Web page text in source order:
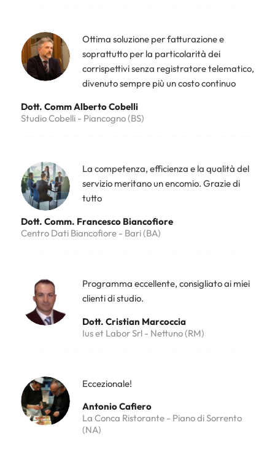
Ottima soluzione per fatturazione e
soprattutto per la particolarità dei
corrispettivi senza registratore telematico,
divenuto sempre più un costo continuo
Dott. Comm Alberto Cobelli
Studio Cobelli - Piancogno (BS)
La competenza, efficienza e la qualità del
servizio meritano un encomio. Grazie di
tutto
Dott. Comm. Francesco Biancofiore
Centro Dati Biancofiore - Bari (BA)
Programma eccellente, consigliato ai miei
clienti di studio.
Dott. Cristian Marcoccia
Ius et Labor Srl - Nettuno (RM)
Eccezionale!
Antonio Cafiero
La Conca Ristorante - Piano di Sorrento
(NA)